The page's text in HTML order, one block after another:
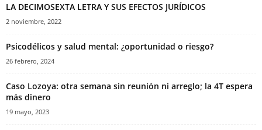
LA DECIMOSEXTA LETRA Y SUS EFECTOS JURÍDICOS
2 noviembre, 2022
Psicodélicos y salud mental: ¿oportunidad o riesgo?
26 febrero, 2024
Caso Lozoya: otra semana sin reunión ni arreglo; la 4T espera
más dinero
19 mayo, 2023